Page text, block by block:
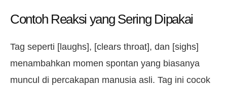
Contoh Reaksi yang Sering Dipakai
Tag seperti [laughs], [clears throat], dan [sighs]
menambahkan momen spontan yang biasanya
muncul di percakapan manusia asli. Tag ini cocok